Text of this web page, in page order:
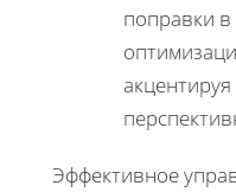
поправки в
Эффективное